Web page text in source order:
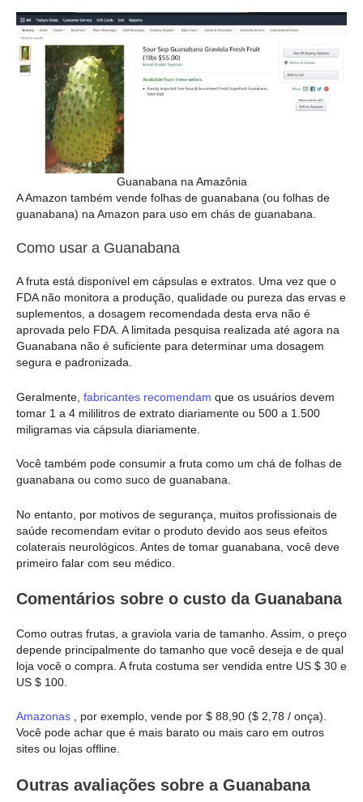
Guanabana na Amazônia
A Amazon também vende folhas de guanabana (ou folhas de
guanabana) na Amazon para uso em chás de guanabana.
Como usar a Guanabana
A fruta está disponível em cápsulas e extratos. Uma vez que o
FDA não monitora a produção, qualidade ou pureza das ervas e
suplementos, a dosagem recomendada desta erva não é
aprovada pelo FDA. A limitada pesquisa realizada até agora na
Guanabana não é suficiente para determinar uma dosagem
segura e padronizada.
Geralmente, fabricantes recomendam que os usuários devem
tomar 1 a 4 mililitros de extrato diariamente ou 500 a 1.500
miligramas via cápsula diariamente.
Você também pode consumir a fruta como um chá de folhas de
guanabana ou como suco de guanabana.
No entanto, por motivos de segurança, muitos profissionais de
saúde recomendam evitar o produto devido aos seus efeitos
colaterais neurológicos. Antes de tomar guanabana, você deve
primeiro falar com seu médico.
Comentários sobre o custo da Guanabana
Como outras frutas, a graviola varia de tamanho. Assim, o preço
depende principalmente do tamanho que você deseja e de qual
loja você o compra. A fruta costuma ser vendida entre US $ 30 e
US $ 100.
Amazonas , por exemplo, vende por $ 88,90 ($ 2,78 / onça).
Você pode achar que é mais barato ou mais caro em outros
sites ou lojas offline.
Outras avaliações sobre a Guanabana